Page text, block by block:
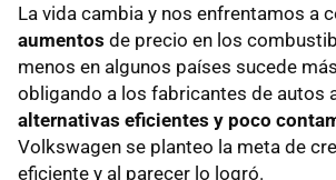
La vida cambia y nos enfrentamos a
aumentos de precio en los
menos en algunos países sucede
obligando a los fabricantes de autos
alternativas eficientes y poco
Volkswagen se planteo la meta de
eficiente y al parecer lo logró.